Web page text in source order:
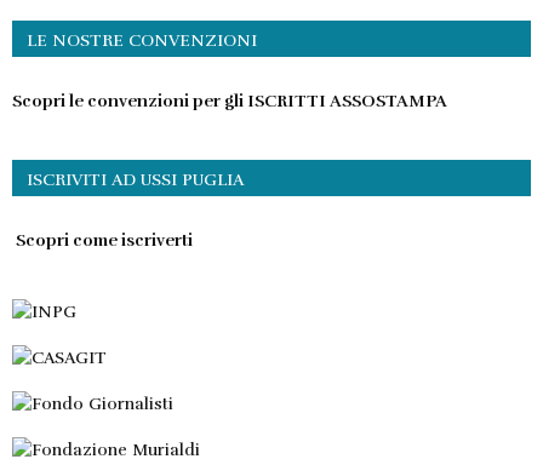
LE NOSTRE CONVENZIONI
Scopri le convenzioni per gli ISCRITTI ASSOSTAMPA
ISCRIVITI AD USSI PUGLIA
Scopri come iscriverti